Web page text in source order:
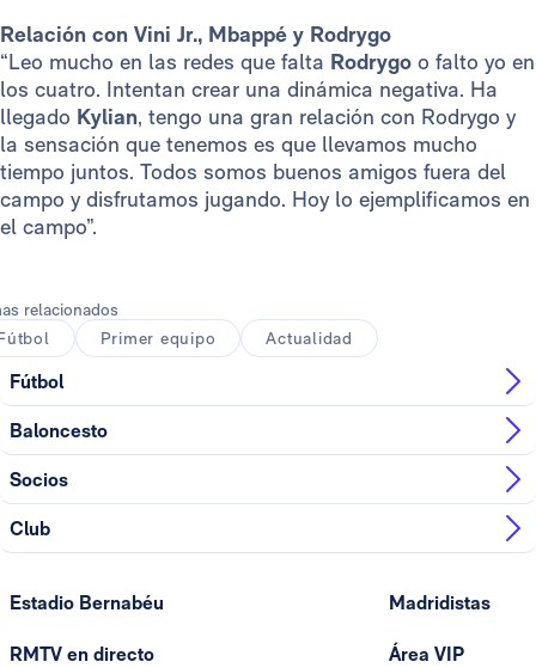
Relación con Vini Jr., Mbappé y Rodrygo
“Leo mucho en las redes que falta Rodrygo o falto yo en
los cuatro. Intentan crear una dinámica negativa. Ha
llegado Kylian, tengo una gran relación con Rodrygo y
la sensación que tenemos es que llevamos mucho
tiempo juntos. Todos somos buenos amigos fuera del
campo y disfrutamos jugando. Hoy lo ejemplificamos en
el campo”.
relacionados
Primer equipo Actualidad
Fútbol
Baloncesto
Socios
Club
Estadio Bernabéu
RMTV en directo
Madridistas
Área VIP